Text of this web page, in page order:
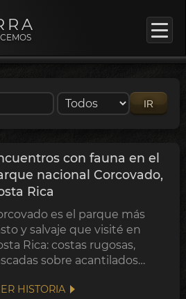
IR
con fauna en el
nacional Corcovado,
Rica
es el parque más
y salvaje que visité en
Rica: costas rugosas,
sobre acantilados
gran biodiversidad. Por
HISTORIA